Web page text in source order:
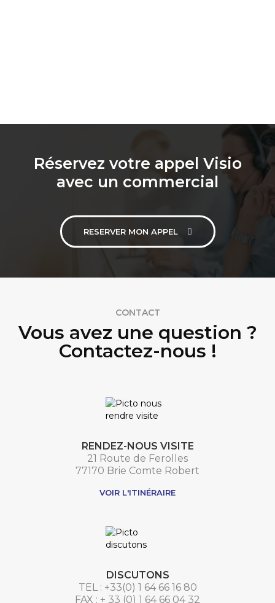
Réservez votre appel Visio
avec un commercial
RESERVER MON APPEL
CONTACT
Vous avez une question ?
Contactez-nous !
RENDEZ-NOUS VISITE
21 Route de Ferolles
77170 Brie Comte Robert
VOIR L'ITINÉRAIRE
DISCUTONS
TEL : +33(0) 1 64 66 16 80
FAX : + 33 (0) 1 64 66 04 32